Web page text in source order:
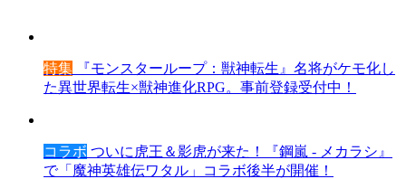
特集 『モンスターループ：獣神転生』名将がケモ化し
た異世界転生×獣神進化RPG。事前登録受付中！
コラボ ついに虎王＆影虎が来た！『鋼嵐 - メカラシ』
で「魔神英雄伝ワタル」コラボ後半が開催！